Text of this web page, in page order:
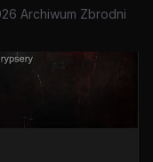
Archiwum Zbrodni